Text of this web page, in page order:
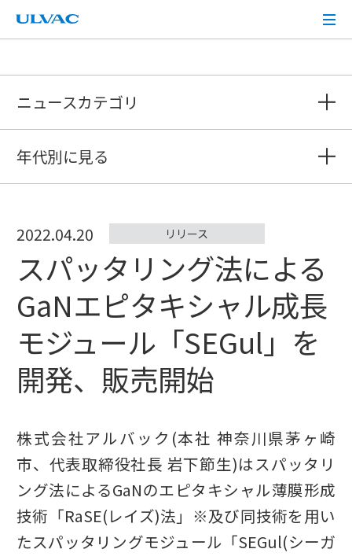
ULVAC
ニュースカテゴリ
年代別に見る
2022.04.20 リリース
スパッタリング法による
GaNエピタキシャル成長
モジュール「SEGul」を
開発、販売開始
株式会社アルバック(本社 神奈川県茅ヶ崎
市、代表取締役社長 岩下節生)はスパッタリ
ング法によるGaNのエピタキシャル薄膜形成
技術「RaSE(レイズ)法」※及び同技術を用い
たスパッタリングモジュール「SEGul(シーガ